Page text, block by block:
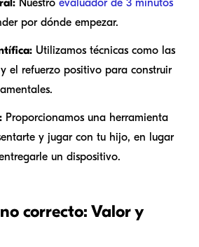
por dónde empezar.
Utilizamos técnicas como las
el refuerzo positivo para construir
Proporcionamos una herramienta
y jugar con tu hijo, en lugar
un dispositivo.
correcto: Valor y